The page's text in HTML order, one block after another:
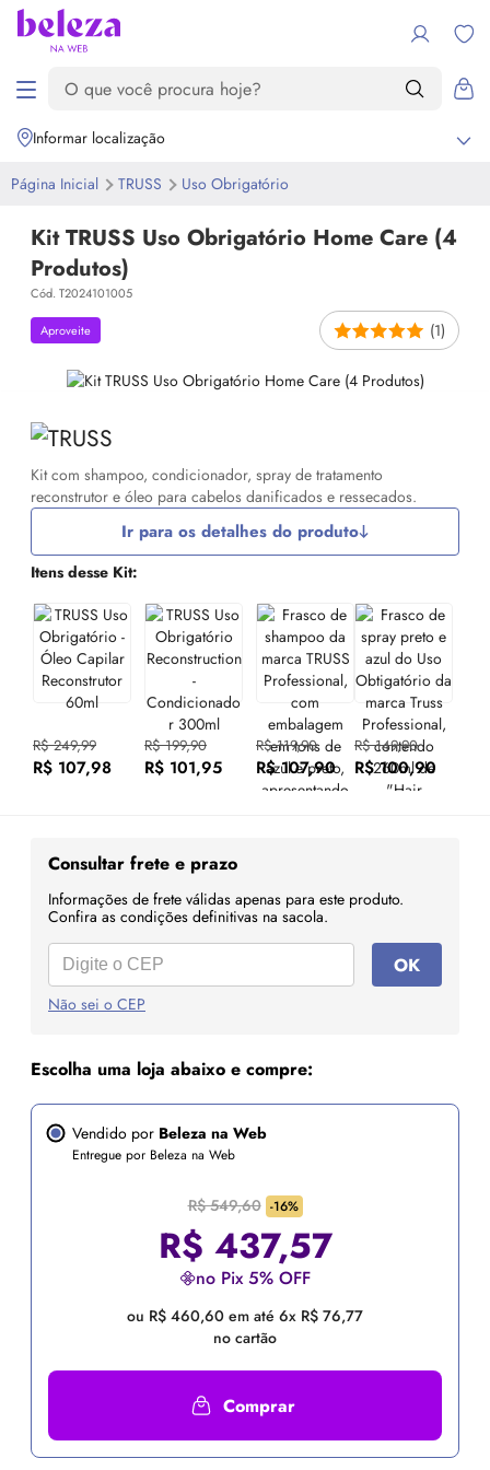
Informar localização
Página Inicial TRUSS Uso Obrigatório
Kit TRUSS Uso Obrigatório Home Care (4
Produtos)
Cód. T2024101005
Aproveite (1)
Kit com shampoo, condicionador, spray de tratamento
reconstrutor e óleo para cabelos danificados e ressecados.
Ir para os detalhes do produto
Itens desse Kit:
R$ 249,99
R$ 107,98
R$ 199,90
R$ 101,95
R$ 119,90
R$ 107,90
R$ 149,90
R$ 100,90
Consultar frete e prazo
Informações de frete válidas apenas para este produto.
Confira as condições definitivas na sacola.
OK
Não sei o CEP
Escolha uma loja abaixo e compre:
Vendido por Beleza na Web
Entregue por Beleza na Web
R$ 549,60 -16%
R$ 437,57
no Pix 5% OFF
ou R$ 460,60 em até 6x R$ 76,77
no cartão
Comprar